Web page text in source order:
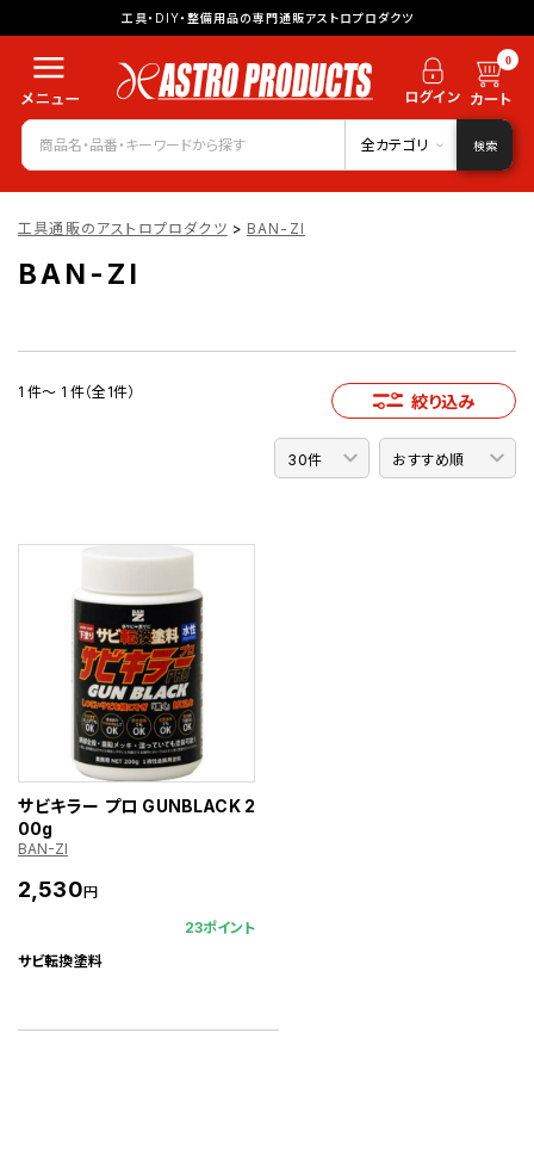
工具・DIY・整備用品の専門通販アストロプロダクツ
0
全カテゴリ 検索
工具通販のアストロプロダクツ > BAN-ZI
BAN-ZI
1 件～ 1 件（全1件） 絞り込み
サビキラー プロ GUNBLACK 2
00g
BAN-ZI
2,530円
23ポイント
サビ転換塗料